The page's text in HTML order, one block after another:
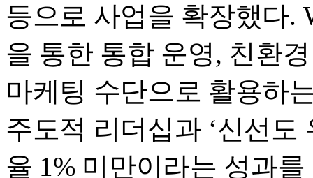
등으로 사업을 확장했다.
을 통한 통합 운영, 친환
마케팅 수단으로 활용하
주도적 리더십과 ‘신선도
율 1% 미만이라는 성과